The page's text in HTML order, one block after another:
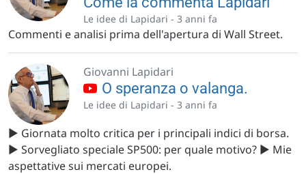
Le idee di Lapidari - 3 anni fa
Commenti e analisi prima dell'apertura di Wall Street.
Giovanni Lapidari
O speranza o valanga.
Le idee di Lapidari - 3 anni fa
▶️ Giornata molto critica per i principali indici di borsa.
▶️ Sorvegliato speciale SP500: per quale motivo? ▶️ Mie
aspettative sui mercati europei.